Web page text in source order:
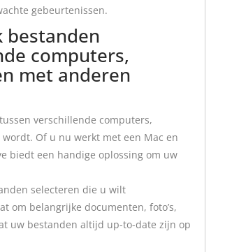
gebeurtenissen.
bestanden
computers,
met anderen
verschillende computers,
Of u nu werkt met een Mac en
biedt een handige oplossing om uw
selecteren die u wilt
om belangrijke documenten, foto’s,
uw bestanden altijd up-to-date zijn op